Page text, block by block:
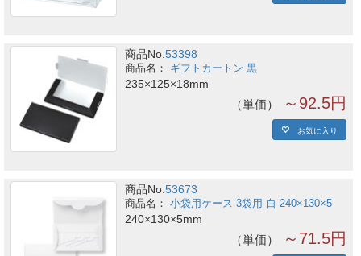
商品No.53398
ギフトカートン 黒
235×125×18mm
単価 ～92.5円
お気に入り
商品No.53673
小袋用ケース 3袋用 白 240×130×5
240×130×5mm
単価 ～71.5円